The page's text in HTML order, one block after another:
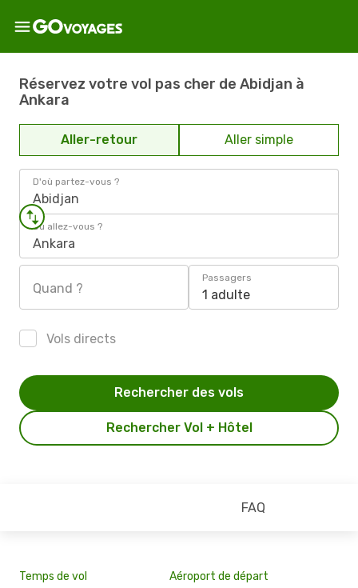
Réservez votre vol pas cher de Abidjan à
Ankara
Aller-retour Aller simple
D'où partez-vous ?
Abidjan
Où allez-vous ?
Ankara
Quand ?
Passagers
1 adulte
Vols directs
Rechercher Vol + Hôtel
Rechercher des vols
FAQ
Temps de vol Aéroport de départ